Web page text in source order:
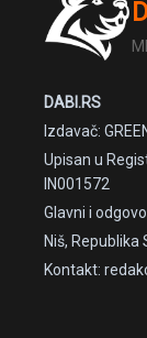
DABI.RS
Izdavač:
Upisan u
IN001572
Glavni i
Niš, Republika
Kontakt: